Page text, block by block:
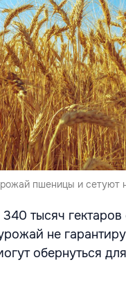
пшеницы и сетуют
тысяч
не
обернуться